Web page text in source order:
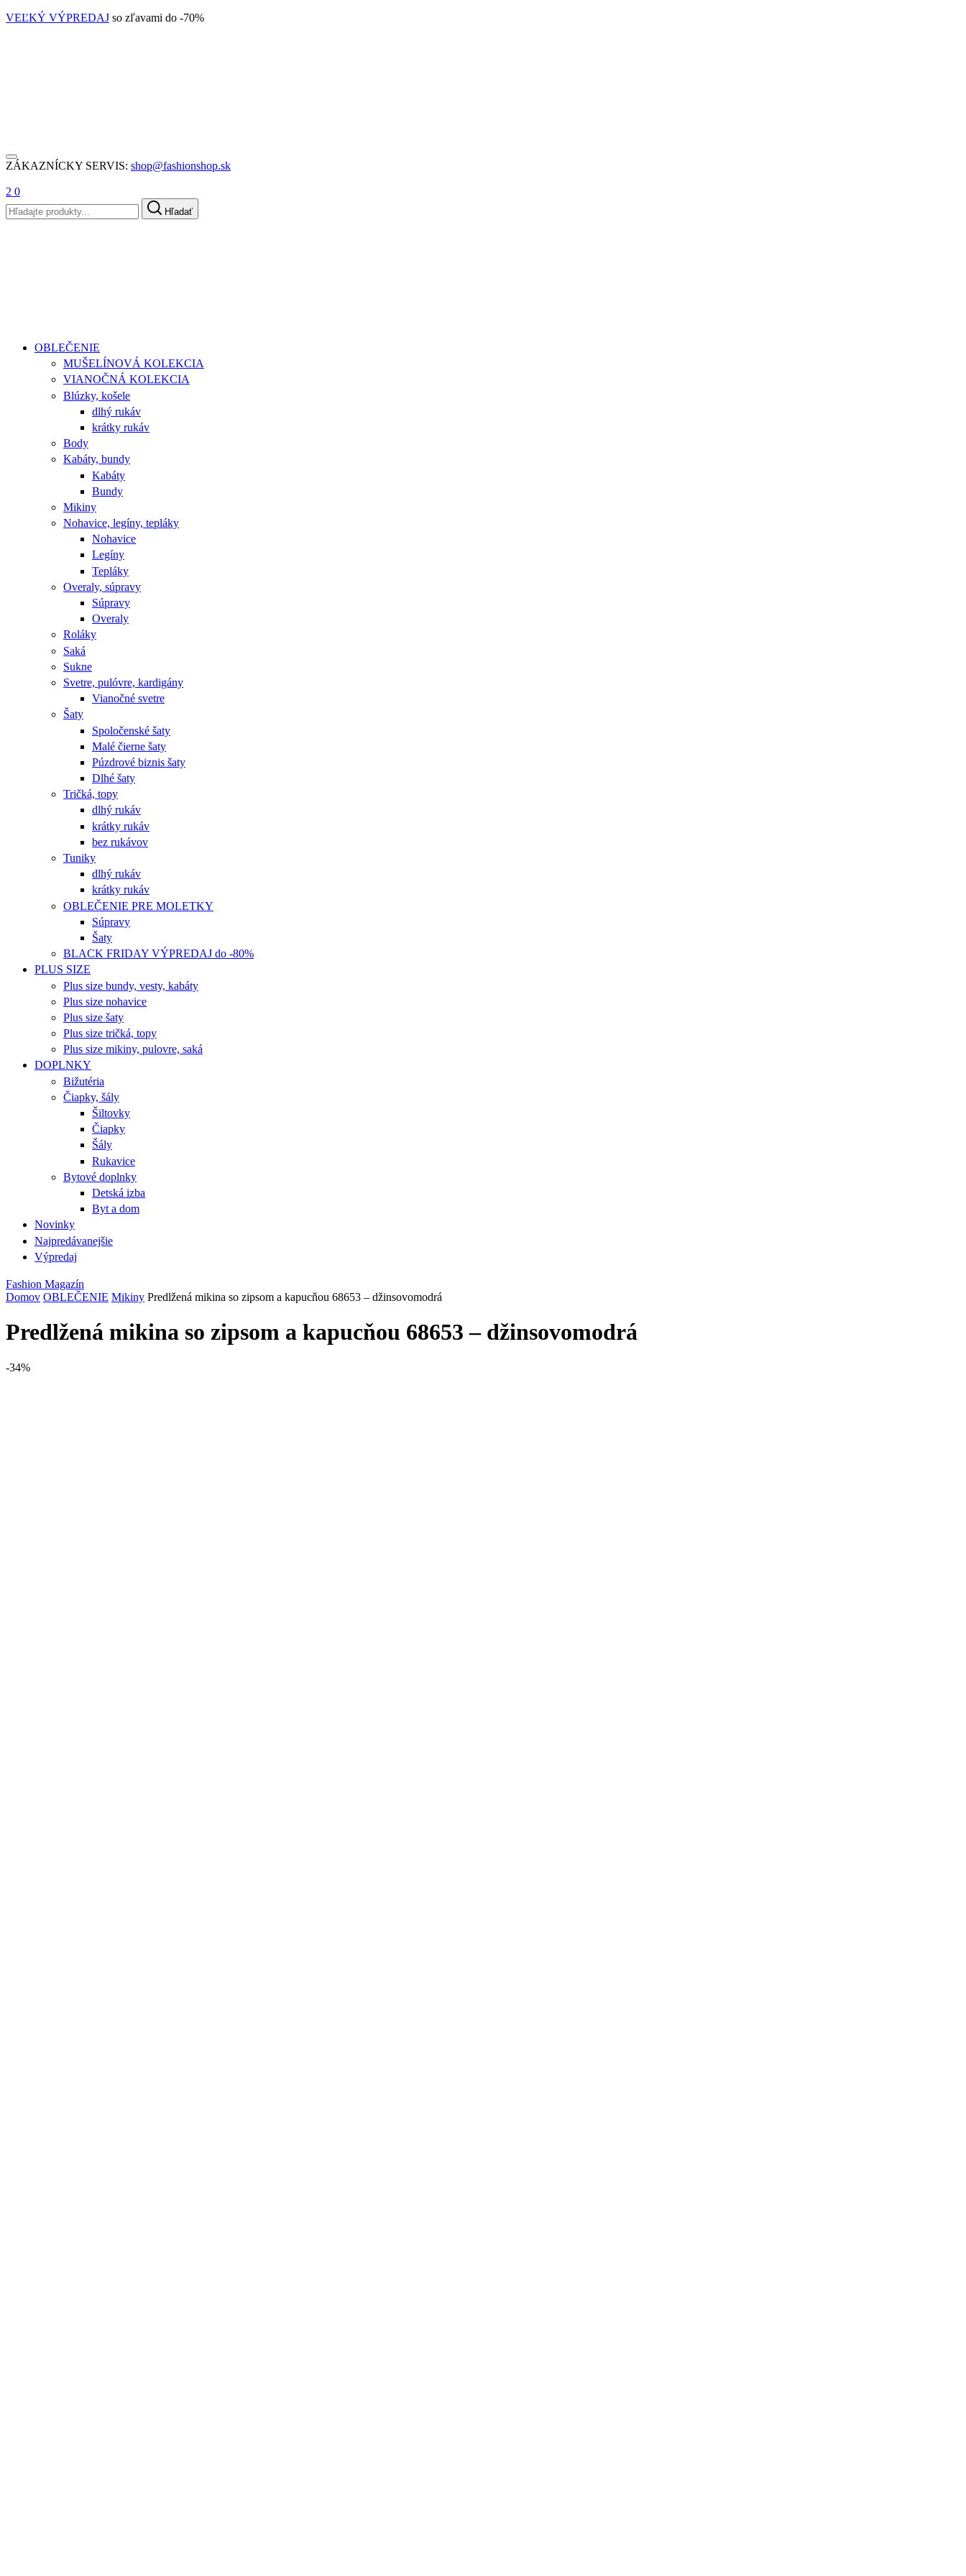
VEĽKÝ VÝPREDAJ so zľavami do -70%
ZÁKAZNÍCKY SERVIS: shop@fashionshop.sk
2 0
Hľadať
OBLEČENIE
MUŠELÍNOVÁ KOLEKCIA
VIANOČNÁ KOLEKCIA
Blúzky, košele
dlhý rukáv
krátky rukáv
Body
Kabáty, bundy
Kabáty
Bundy
Mikiny
Nohavice, legíny, tepláky
Nohavice
Legíny
Tepláky
Overaly, súpravy
Súpravy
Overaly
Roláky
Saká
Sukne
Svetre, pulóvre, kardigány
Vianočné svetre
Šaty
Spoločenské šaty
Malé čierne šaty
Púzdrové biznis šaty
Dlhé šaty
Tričká, topy
dlhý rukáv
krátky rukáv
bez rukávov
Tuniky
dlhý rukáv
krátky rukáv
OBLEČENIE PRE MOLETKY
Súpravy
Šaty
BLACK FRIDAY VÝPREDAJ do -80%
PLUS SIZE
Plus size bundy, vesty, kabáty
Plus size nohavice
Plus size šaty
Plus size tričká, topy
Plus size mikiny, pulovre, saká
DOPLNKY
Bižutéria
Čiapky, šály
Šiltovky
Čiapky
Šály
Rukavice
Bytové doplnky
Detská izba
Byt a dom
Novinky
Najpredávanejšie
Výpredaj
Fashion Magazín
Domov OBLEČENIE Mikiny Predlžená mikina so zipsom a kapucňou 68653 – džinsovomodrá
Predlžená mikina so zipsom a kapucňou 68653 – džinsovomodrá
-34%